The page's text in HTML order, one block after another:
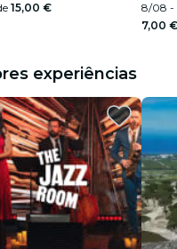
15,00 €
8/08 -
7,00 €
experiências